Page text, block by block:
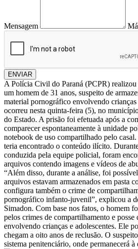
Mensagem
ENVIAR
A Polícia Civil do Paraná (PCPR) realizou
um homem de 31 anos, suspeito de
material pornográfico envolvendo crianças
ocorreu nesta quinta-feira (5), no
do Estado. A prisão foi efetuada após a
comparecer espontaneamente à unidade
notebook de uso compartilhado pelo
teria encontrado o conteúdo ilícito.
conduzida pela equipe policial, foram
arquivos contendo imagens e vídeos de
“Além disso, durante a análise, foi
arquivos estavam armazenados em pasta
configura também o crime de
pornográfico infanto-juvenil”, explicou a
Simadon. Com base nos fatos, o homem
pelos crimes de compartilhamento e
envolvendo crianças e adolescentes. Ele
chegam a oito anos de reclusão. O
sistema penitenciário, onde permanecerá à